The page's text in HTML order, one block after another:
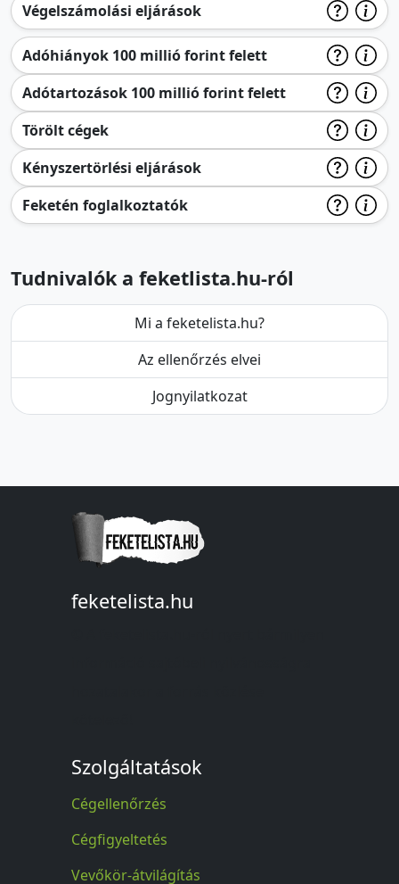
Végelszámolási eljárások
Adóhiányok 100 millió forint felett
Adótartozások 100 millió forint felett
Törölt cégek
Kényszertörlési eljárások
Feketén foglalkoztatók
Tudnivalók a feketlista.hu-ról
Mi a feketelista.hu?
Az ellenőrzés elvei
Jognyilatkozat
feketelista.hu
Szolgáltatások
Cégellenőrzés
Cégfigyeltetés
Vevőkör-átvilágítás